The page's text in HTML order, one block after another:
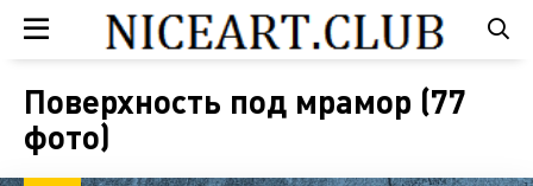
Поверхность под мрамор (77
фото)